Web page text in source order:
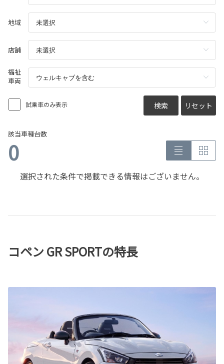
地域
店舗
福祉
車両
試乗車のみ表示 検索 リセット
該当車種台数
0
選択された条件で掲載できる情報はございません。
コペン GR SPORTの特長